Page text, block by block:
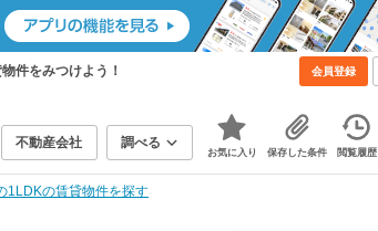
件をみつけよう！ 会員登録
不動産会社 調べる
お気に入り 保存した条件 閲覧履歴
1LDKの賃貸物件を探す